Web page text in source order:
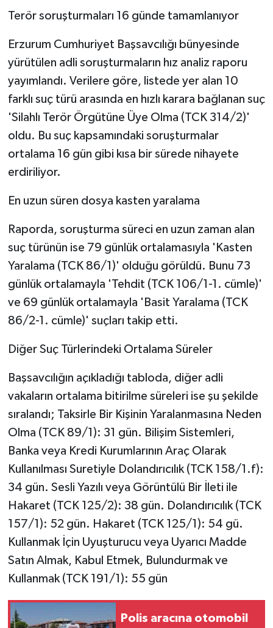
Terör soruşturmaları 16 günde tamamlanıyor
Erzurum Cumhuriyet Başsavcılığı bünyesinde
yürütülen adli soruşturmaların hız analiz raporu
yayımlandı. Verilere göre, listede yer alan 10
farklı suç türü arasında en hızlı karara bağlanan suç
'Silahlı Terör Örgütüne Üye Olma (TCK 314/2)'
oldu. Bu suç kapsamındaki soruşturmalar
ortalama 16 gün gibi kısa bir sürede nihayete
erdiriliyor.
En uzun süren dosya kasten yaralama
Raporda, soruşturma süreci en uzun zaman alan
suç türünün ise 79 günlük ortalamasıyla 'Kasten
Yaralama (TCK 86/1)' olduğu görüldü. Bunu 73
günlük ortalamayla 'Tehdit (TCK 106/1-1. cümle)'
ve 69 günlük ortalamayla 'Basit Yaralama (TCK
86/2-1. cümle)' suçları takip etti.
Diğer Suç Türlerindeki Ortalama Süreler
Başsavcılığın açıkladığı tabloda, diğer adli
vakaların ortalama bitirilme süreleri ise şu şekilde
sıralandı; Taksirle Bir Kişinin Yaralanmasına Neden
Olma (TCK 89/1): 31 gün. Bilişim Sistemleri,
Banka veya Kredi Kurumlarının Araç Olarak
Kullanılması Suretiyle Dolandırıcılık (TCK 158/1.f):
34 gün. Sesli Yazılı veya Görüntülü Bir İleti ile
Hakaret (TCK 125/2): 38 gün. Dolandırıcılık (TCK
157/1): 52 gün. Hakaret (TCK 125/1): 54 gü.
Kullanmak İçin Uyuşturucu veya Uyarıcı Madde
Satın Almak, Kabul Etmek, Bulundurmak ve
Kullanmak (TCK 191/1): 55 gün
Polis aracına otomobil